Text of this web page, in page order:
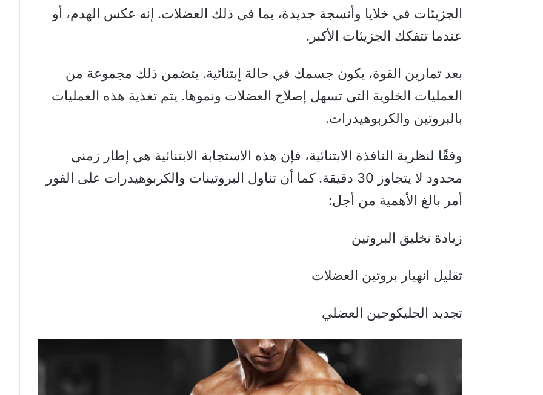
الجزيئات في خلايا وأنسجة جديدة، بما في ذلك العضلات. إنه عكس الهدم، أو
عندما تتفكك الجزيئات الأكبر.
بعد تمارين القوة، يكون جسمك في حالة إبتنائية. يتضمن ذلك مجموعة من
العمليات الخلوية التي تسهل إصلاح العضلات ونموها. يتم تغذية هذه العمليات
بالبروتين والكربوهيدرات.
وفقًا لنظرية النافذة الابتنائية، فإن هذه الاستجابة الابتنائية هي إطار زمني
محدود لا يتجاوز 30 دقيقة. كما أن تناول البروتينات والكربوهيدرات على الفور
أمر بالغ الأهمية من أجل:
زيادة تخليق البروتين
تقليل انهيار بروتين العضلات
تجديد الجليكوجين العضلي